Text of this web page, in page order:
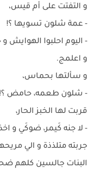
و التفتت على أم قيس،
- عمة شلون تسويها ؟!
- اليوم احلبوا الهوايش و
و اعلمج.
و سألتها بحماس،
- شلون طعمه، حامض ؟!
قربت لها الخبز الحار،
- لا جنه كَيمر، ضوكَي و
جربته متلذذة و الي
البنات جالسين كلهم